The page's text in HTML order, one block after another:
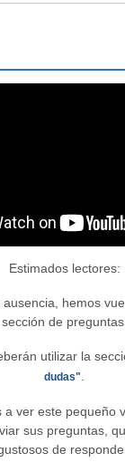
Estimados lectores:
hemos
sección de preguntas.
utilizar la
dudas"
a ver este pequeño
sus preguntas,
de